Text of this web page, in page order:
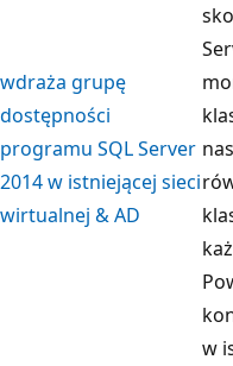
wdraża grupę
dostępności
programu SQL Server
2014 w istniejącej sieci
wirtualnej & AD
w